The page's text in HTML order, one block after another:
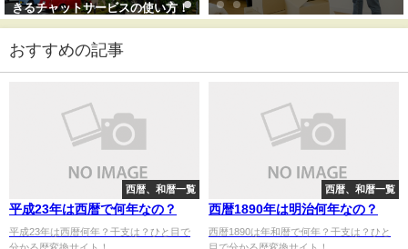
きるチャットサービスの使い方！
おすすめの記事
西暦、和暦一覧
平成23年は西暦で何年なの？
平成23年は西暦何年？干支は？ひと目で
西暦、和暦一覧
西暦1890年は明治何年なの？
西暦1890は年和暦で何年？干支は？ひと